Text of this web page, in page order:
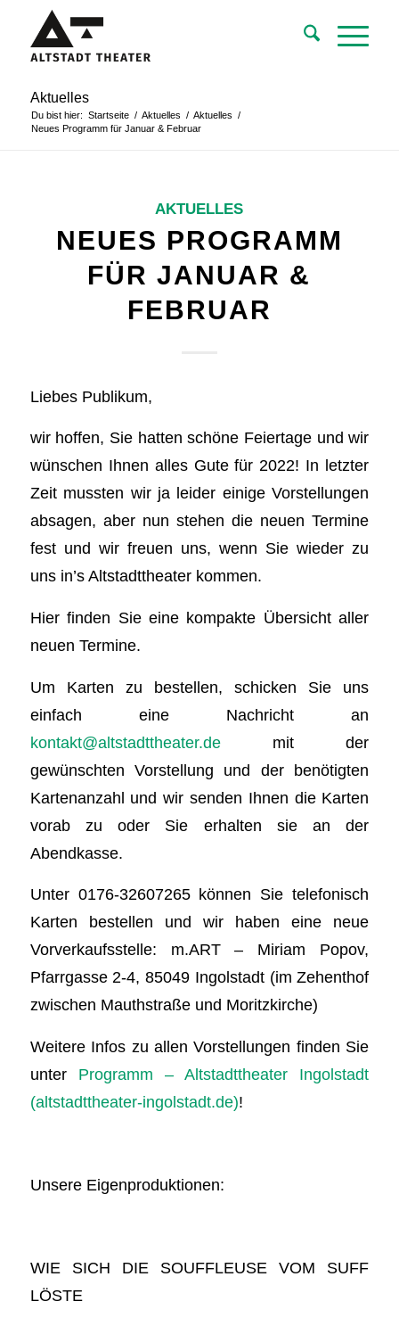
Aktuelles
Du bist hier: Startseite / Aktuelles / Aktuelles /
Neues Programm für Januar & Februar
AKTUELLES
NEUES PROGRAMM
FÜR JANUAR &
FEBRUAR
Liebes Publikum,
wir hoffen, Sie hatten schöne Feiertage und wir
wünschen Ihnen alles Gute für 2022! In letzter
Zeit mussten wir ja leider einige Vorstellungen
absagen, aber nun stehen die neuen Termine
fest und wir freuen uns, wenn Sie wieder zu
uns in’s Altstadttheater kommen.
Hier finden Sie eine kompakte Übersicht aller
neuen Termine.
Um Karten zu bestellen, schicken Sie uns
einfach eine Nachricht an
kontakt@altstadttheater.demit der
gewünschten Vorstellung und der benötigten
Kartenanzahl und wir senden Ihnen die Karten
vorab zu oder Sie erhalten sie an der
Abendkasse.
Unter 0176-32607265 können Sie telefonisch
Karten bestellen und wir haben eine neue
Vorverkaufsstelle: m.ART – Miriam Popov,
Pfarrgasse 2-4, 85049 Ingolstadt (im Zehenthof
zwischen Mauthstraße und Moritzkirche)
Weitere Infos zu allen Vorstellungen finden Sie
unter Programm – Altstadttheater Ingolstadt
(altstadttheater-ingolstadt.de)!
Unsere Eigenproduktionen:
WIE SICH DIE SOUFFLEUSE VOM SUFF
LÖSTE